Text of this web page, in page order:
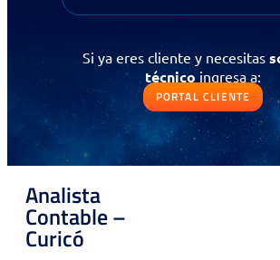
Si ya eres cliente y necesitas
técnico ingresa a:
PORTAL CLIENTE
Analista
Contable –
Curicó
Contáctanos al
+56 (75) 2600330
Selecciona la opción 3“Área
Si ya eres cliente y necesitas
técnicoingresa a: